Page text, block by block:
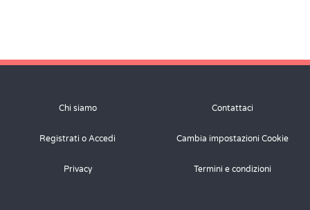
Chi siamo Contattaci
Registrati o Accedi Cambia impostazioni Cookie
Privacy Termini e condizioni